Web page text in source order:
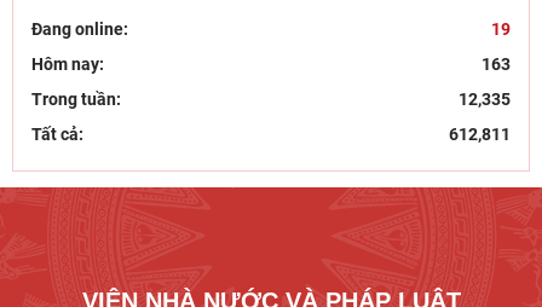
Khai mạc trưng bày “Kết nối truyền thống, vững
bước tương lai”
Kỷ niệm 96 năm Ngày truyền thống ngành
Tuyên giáo của Đảng (1/8/1930 – 1/8/2026):
Đang online:
19
Hôm nay:
163
Trong tuần:
12,335
Tất cả:
612,811
VIỆN NHÀ NƯỚC VÀ PHÁP LUẬT